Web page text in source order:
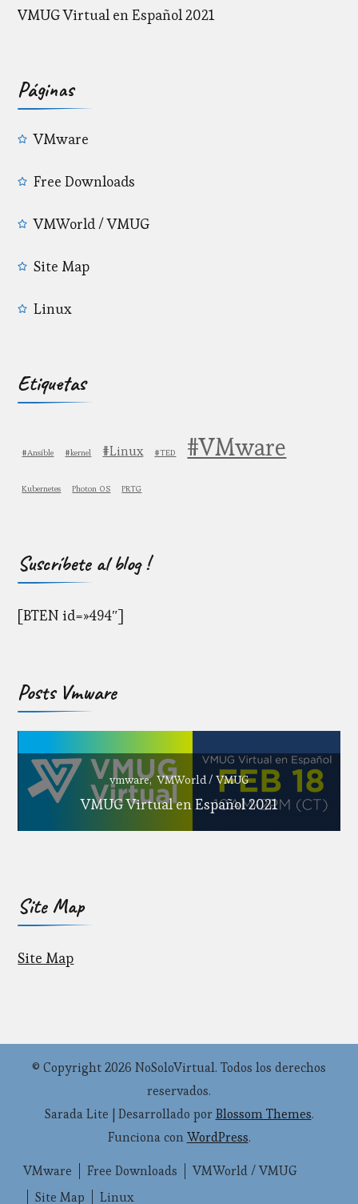
VMUG Virtual en Español 2021
Páginas
VMware
Free Downloads
VMWorld / VMUG
Site Map
Linux
Etiquetas
#Ansible #kernel #Linux #TED #VMware
Kubernetes Photon OS PRTG
Suscríbete al blog !
[BTEN id=»494″]
Posts Vmware
vmware VMWorld / VMUG
VMUG Virtual en Español 2021
Site Map
Site Map
© Copyright 2026 NoSoloVirtual. Todos los derechos
reservados.
Sarada Lite | Desarrollado por Blossom Themes.
Funciona conWordPress.
VMware
Free Downloads
VMWorld / VMUG
Site Map
Linux